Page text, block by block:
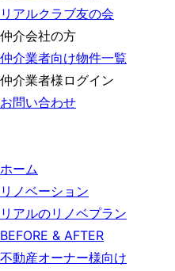
リアルクラブ友の会
仲介会社の方
仲介業者向け物件一覧
仲介業者様ログイン
お問い合わせ
ホーム
リノベーション
リアルのリノベプラン
BEFORE & AFTER
不動産オーナー様向け